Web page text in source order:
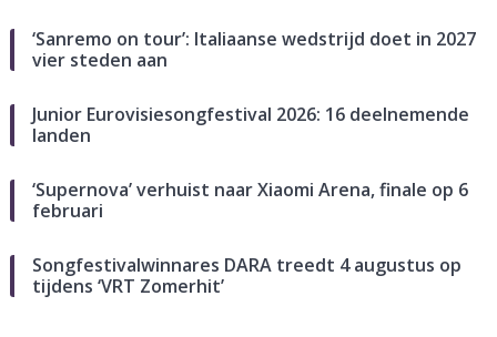
‘Sanremo on tour’: Italiaanse wedstrijd doet in 2027
vier steden aan
Junior Eurovisiesongfestival 2026: 16 deelnemende
landen
‘Supernova’ verhuist naar Xiaomi Arena, finale op 6
februari
Songfestivalwinnares DARA treedt 4 augustus op
tijdens ‘VRT Zomerhit’